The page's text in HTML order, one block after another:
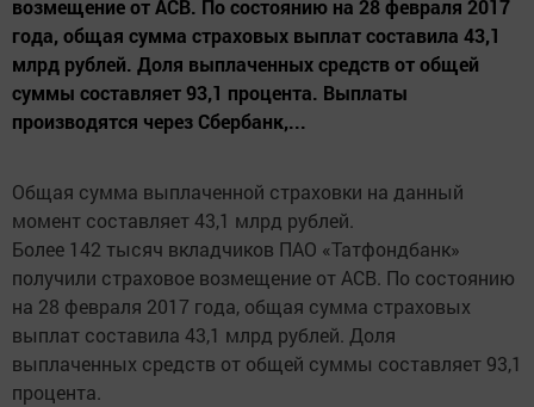
возмещение от АСВ. По состоянию на 28 февраля 2017
года, общая сумма страховых выплат составила 43,1
млрд рублей. Доля выплаченных средств от общей
суммы составляет 93,1 процента. Выплаты
производятся через Сбербанк,...
Общая сумма выплаченной страховки на данный
момент составляет 43,1 млрд рублей.
Более 142 тысяч вкладчиков ПАО «Татфондбанк»
получили страховое возмещение от АСВ. По состоянию
на 28 февраля 2017 года, общая сумма страховых
выплат составила 43,1 млрд рублей. Доля
выплаченных средств от общей суммы составляет 93,1
процента.